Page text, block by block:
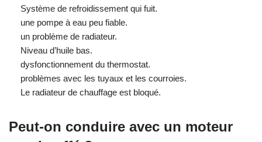
Système de refroidissement qui fuit.
une pompe à eau peu fiable.
un problème de radiateur.
Niveau d’huile bas.
dysfonctionnement du thermostat.
problèmes avec les tuyaux et les courroies.
Le radiateur de chauffage est bloqué.
Peut-on conduire avec un moteur